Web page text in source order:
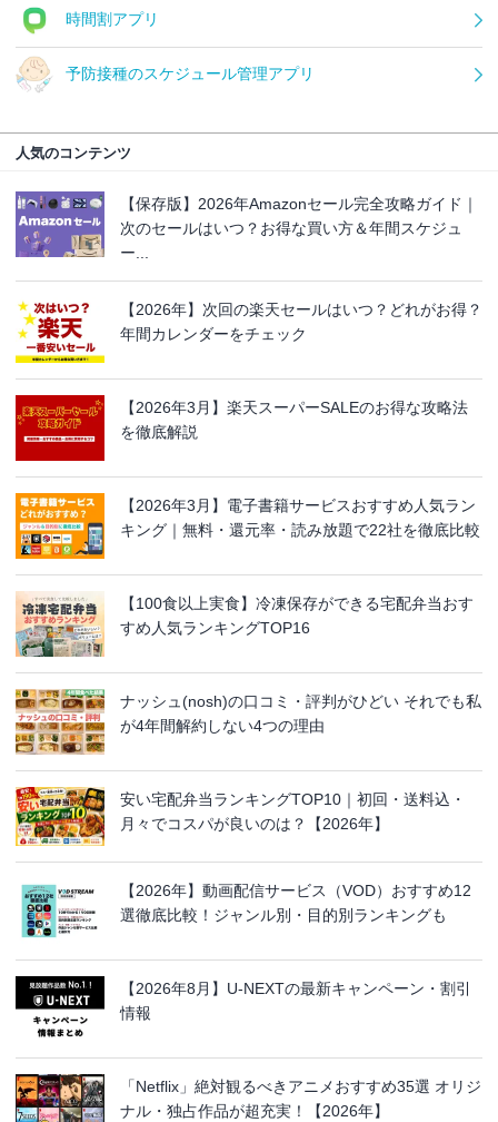
時間割アプリ
予防接種のスケジュール管理アプリ
人気のコンテンツ
【保存版】2026年Amazonセール完全攻略ガイド｜
次のセールはいつ？お得な買い方＆年間スケジュ
ー...
【2026年】次回の楽天セールはいつ？どれがお得？
年間カレンダーをチェック
【2026年3月】楽天スーパーSALEのお得な攻略法
を徹底解説
【2026年3月】電子書籍サービスおすすめ人気ラン
キング｜無料・還元率・読み放題で22社を徹底比較
【100食以上実食】冷凍保存ができる宅配弁当おす
すめ人気ランキングTOP16
ナッシュ(nosh)の口コミ・評判がひどい それでも私
が4年間解約しない4つの理由
安い宅配弁当ランキングTOP10｜初回・送料込・
月々でコスパが良いのは？【2026年】
【2026年】動画配信サービス（VOD）おすすめ12
選徹底比較！ジャンル別・目的別ランキングも
【2026年8月】U-NEXTの最新キャンペーン・割引
情報
「Netflix」絶対観るべきアニメおすすめ35選 オリジ
ナル・独占作品が超充実！【2026年】